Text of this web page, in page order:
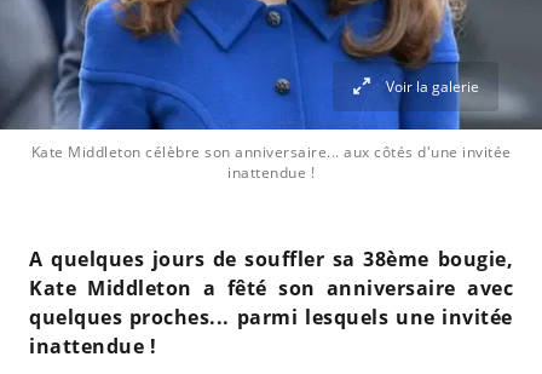
Kate Middleton célèbre son anniversaire... aux côtés d'une invitée
inattendue !
Voir la galerie
A quelques jours de souffler sa 38ème bougie,
Kate Middleton a fêté son anniversaire avec
quelques proches... parmi lesquels une invitée
inattendue !